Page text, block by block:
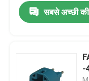
घर सबसे अच्छी
-